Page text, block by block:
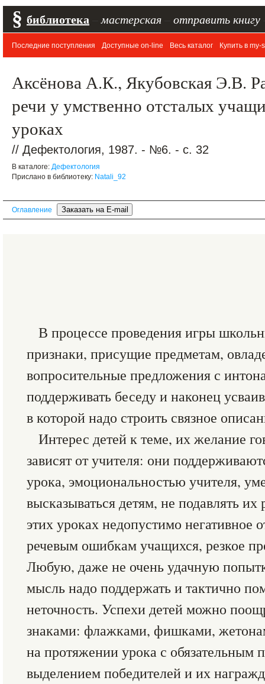
§ библиотека мастерская отправить книгу
Последние поступления Доступные on-line Весь каталог Купить в my-
Аксёнова А.К., Якубовская Э.В.
речи у умственно отсталых
уроках
// Дефектология, 1987. - №6. - с. 32
В каталоге: Дефектология
Прислано в библиотеку: Natali_92
Оглавление
В процессе проведения игры
признаки, присущие предметам,
вопросительные предложения с
поддерживать беседу и наконец
в которой надо строить связное
Интерес детей к теме, их желание
зависят от учителя: они
урока, эмоциональностью учителя,
высказываться детям, не подавлять
этих уроках недопустимо негативное
речевым ошибкам учащихся, резкое
Любую, даже не очень удачную
мысль надо поддержать и тактично
неточность. Успехи детей можно
знаками: флажками, фишками,
на протяжении урока с обязательным
выделением победителей и их